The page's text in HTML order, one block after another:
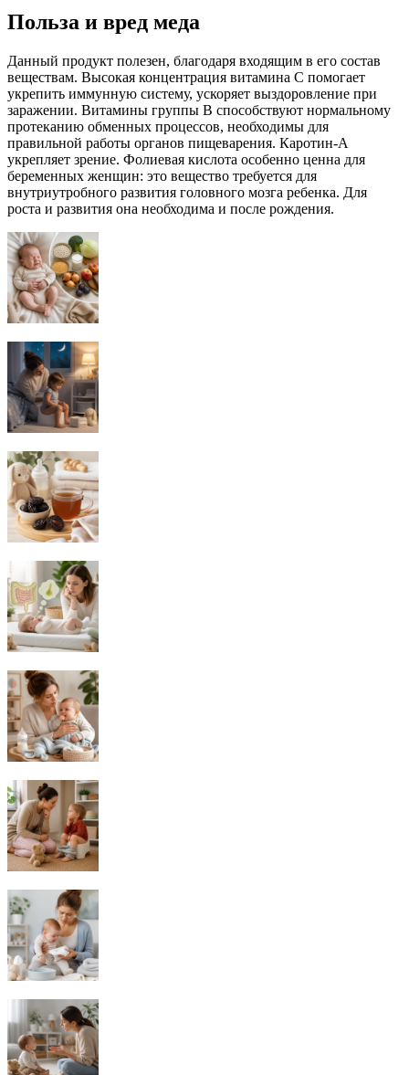
Польза и вред меда
Данный продукт полезен, благодаря входящим в его состав
веществам. Высокая концентрация витамина С помогает
укрепить иммунную систему, ускоряет выздоровление при
заражении. Витамины группы В способствуют нормальному
протеканию обменных процессов, необходимы для
правильной работы органов пищеварения. Каротин-А
укрепляет зрение. Фолиевая кислота особенно ценна для
беременных женщин: это вещество требуется для
внутриутробного развития головного мозга ребенка. Для
роста и развития она необходима и после рождения.